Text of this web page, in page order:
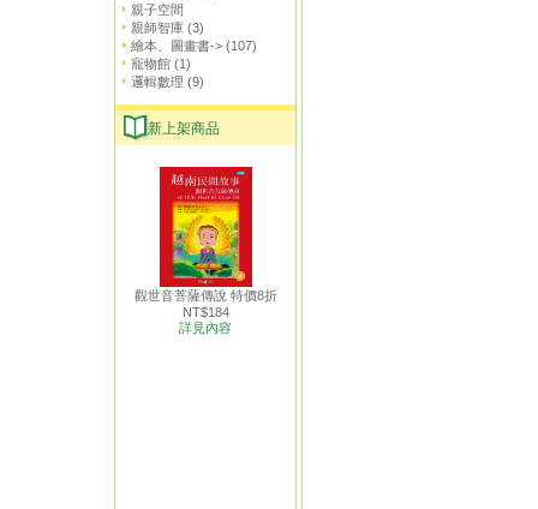
親子空間
親師智庫 (3)
繪本、圖畫書-> (107)
寵物館 (1)
邏輯數理 (9)
新上架商品
觀世音菩薩傳說 特價8折
NT$184
詳見內容